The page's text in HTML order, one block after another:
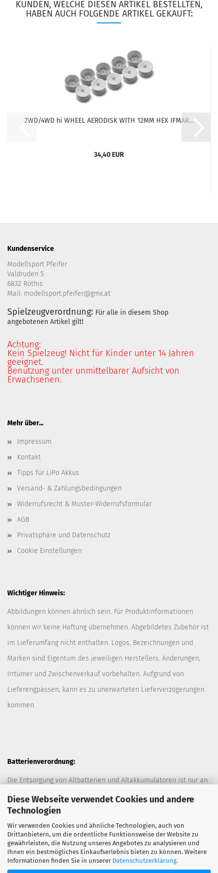
Diese Webseite verwendet Cookies und andere
Technologien
Wir verwenden Cookies und ähnliche Technologien, auch von
Drittanbietern, um die ordentliche Funktionsweise der Website zu
gewährleisten, die Nutzung unseres Angebotes zu analysieren und
Ihnen ein bestmögliches Einkaufserlebnis bieten zu können. Weitere
Informationen finden Sie in unserer Datenschutzerklärung.
KUNDEN, WELCHE DIESEN ARTIKEL BESTELLTEN,
HABEN AUCH FOLGENDE ARTIKEL GEKAUFT:
2WD/4WD hi WHEEL AERODISK WITH 12MM HEX IFMAR...
34,40 EUR
Kundenservice
Modellsport Pfeifer
Valdruden 5
6832 Röthis
Mail: modellsport.pfeifer@gmx.at
Spielzeugverordnung: Für alle in diesem Shop
angebotenen Artikel gilt!
Achtung:
Kein Spielzeug! Nicht für Kinder unter 14 Jahren
geeignet.
Benutzung unter unmittelbarer Aufsicht von
Erwachsenen.
Mehr über...
Impressum
Kontakt
Tipps für LiPo Akkus
Versand- & Zahlungsbedingungen
Widerrufsrecht & Muster-Widerrufsformular
AGB
Privatsphäre und Datenschutz
Cookie Einstellungen
Wichtiger Hinweis:
Abbildungen können ähnlich sein. Für Produktinformationen
können wir keine Haftung übernehmen. Abgebildetes Zubehör ist
im Lieferumfang nicht enthalten. Logos, Bezeichnungen und
Marken sind Eigentum des jeweiligen Herstellers. Änderungen,
Irrtümer und Zwischenverkauf vorbehalten. Aufgrund von
Lieferengpässen, kann es zu unerwarteten Lieferverzögerungen
kommen.
Batterienverordnung:
Die Entsorgung von Altbatterien und Altakkumulatoren ist nur an
davor vorgesehen Sammelstellen (Müllplätzen) erlaubt. Des
Weiteren hat der Kunde das Recht Altbatterien und
Altakkumulatoren ausreichend frankiert an den Anbieter
zurückzuschicken. Die Entsorgung der Altbatterien und
Altakkumulatoren durch den Anbieter erfolgt kostenlos.